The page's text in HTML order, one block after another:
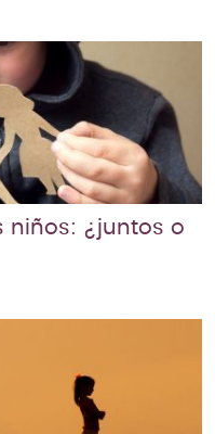
niños: ¿juntos o